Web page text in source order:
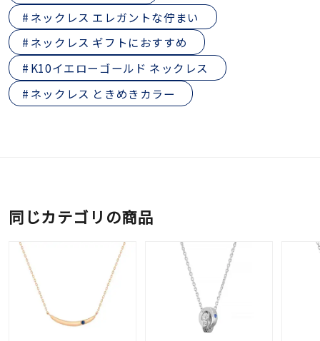
ネックレス エレガントな佇まい
ネックレス ギフトにおすすめ
K10イエローゴールド ネックレス
ネックレス ときめきカラー
同じカテゴリの商品